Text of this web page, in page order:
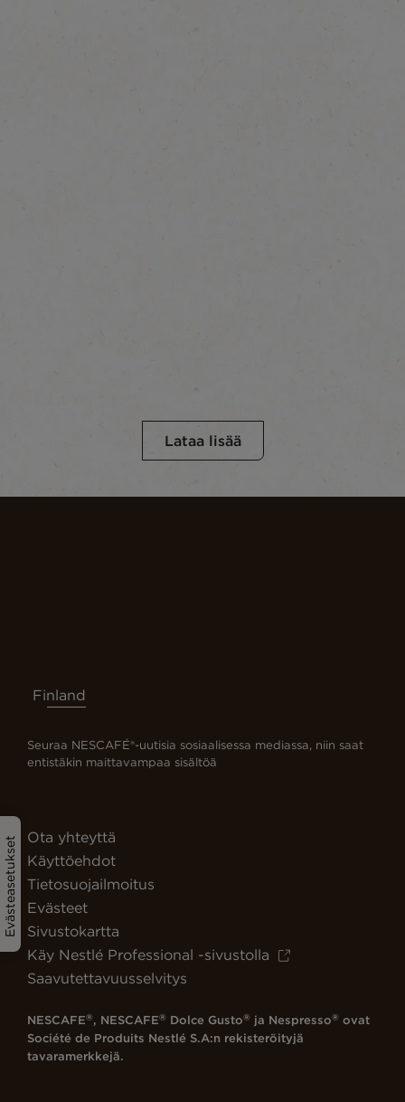
Lataa lisää
Evästeasetukset
Finland
Seuraa NESCAFÉ®-uutisia sosiaalisessa mediassa, niin saat
entistäkin maittavampaa sisältöä
Ota yhteyttä
Käyttöehdot
Tietosuojailmoitus
Evästeet
Sivustokartta
Käy Nestlé Professional -sivustolla
Saavutettavuusselvitys
NESCAFE®, NESCAFE® Dolce Gusto® ja Nespresso® ovat
Société de Produits Nestlé S.A:n rekisteröityjä
tavaramerkkejä.